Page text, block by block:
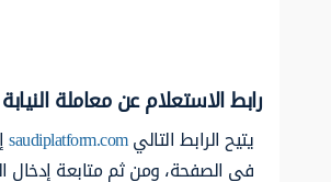
رابط الاستعلام عن معاملة
يتيح الرابط التاليsaudiplatform.com
في الصفحة، ومن ثم متابعة إدخال